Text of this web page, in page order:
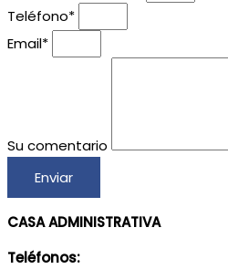
Teléfono*
Email*
Su comentario
Enviar
CASA ADMINISTRATIVA
Teléfonos: